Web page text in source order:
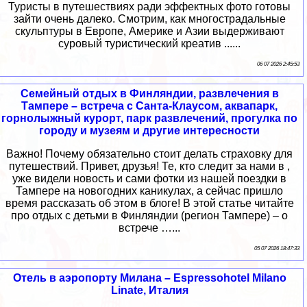
Туристы в путешествиях ради эффектных фото готовы
зайти очень далеко. Смотрим, как многострадальные
скульптуры в Европе, Америке и Азии выдерживают
суровый туристический креатив ......
06 07 2026 2:45:53
Семейный отдых в Финляндии, развлечения в
Тампере – встреча с Санта-Клаусом, аквапарк,
горнолыжный курорт, парк развлечений, прогулка по
городу и музеям и другие интересности
Важно! Почему обязательно стоит делать страховку для
путешествий. Привет, друзья! Те, кто следит за нами в ,
уже видели новость и сами фотки из нашей поездки в
Тампере на новогодних каникулах, а сейчас пришло
время рассказать об этом в блоге! В этой статье читайте
про отдых с детьми в Финляндии (регион Тампере) – о
встрече …...
05 07 2026 18:47:33
Отель в аэропорту Милана – Espressohotel Milano
Linate, Италия